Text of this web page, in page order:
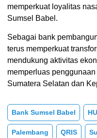
memperkuat loyalitas
Sumsel Babel.
Sebagai bank
terus memperkuat
mendukung aktivitas
memperluas
Sumatera Selatan dan
Bank Sumsel Babel
Palembang QRIS